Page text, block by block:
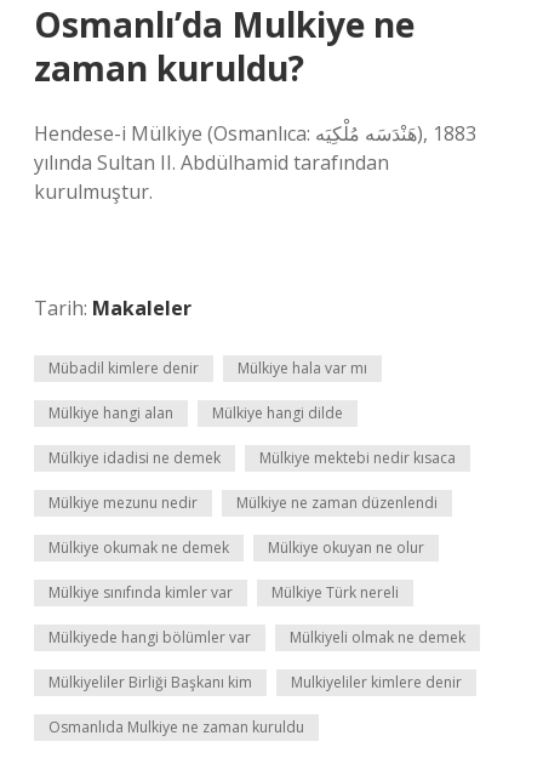
Osmanlı’da Mulkiye ne
zaman kuruldu?
Hendese-i Mülkiye (Osmanlıca: هَنْدَسَه مُلْكِيَه), 1883
yılında Sultan II. Abdülhamid tarafından
kurulmuştur.
Tarih: Makaleler
Mübadil kimlere denir Mülkiye hala var mı
Mülkiye hangi alan Mülkiye hangi dilde
Mülkiye idadisi ne demek Mülkiye mektebi nedir kısaca
Mülkiye mezunu nedir Mülkiye ne zaman düzenlendi
Mülkiye okumak ne demek Mülkiye okuyan ne olur
Mülkiye sınıfında kimler var Mülkiye Türk nereli
Mülkiyede hangi bölümler var Mülkiyeli olmak ne demek
Mülkiyeliler Birliği Başkanı kim Mulkiyeliler kimlere denir
Osmanlıda Mulkiye ne zaman kuruldu